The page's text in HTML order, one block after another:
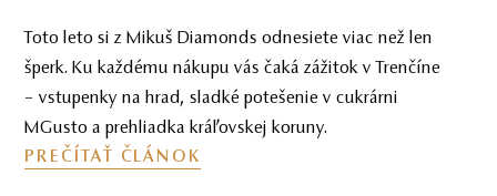
Toto leto si z Mikuš Diamonds odnesiete viac než len
šperk. Ku každému nákupu vás čaká zážitok v Trenčíne
– vstupenky na hrad, sladké potešenie v cukrárni
MGusto a prehliadka kráľovskej koruny.
PREČÍTAŤ ČLÁNOK